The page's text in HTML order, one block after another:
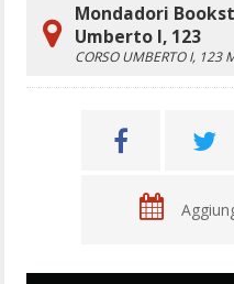
Mondadori
Umberto I, 123
CORSO UMBERTO I, 123